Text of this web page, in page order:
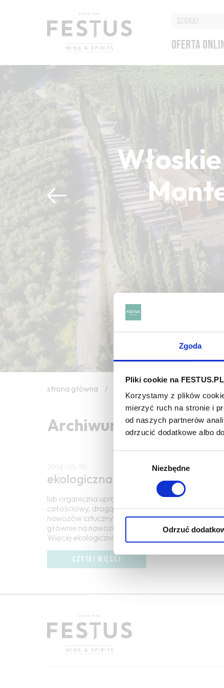
Zgoda
Pliki cookie na FESTUS.PL
Korzystamy z plików
mierzyć ruch na stronie i
od naszych partnerów
odrzucić dodatkowe albo
Niezbędne
Odrzuć
OFERTA
strona główna /
Archiwum wpisów
ekologiczna uprawa winorośli
lub organiczna uprawa winorośli; jest produkcją
całościowy, drogą ekologicznie zrównoważoną,
nawozów sztucznych i pestycydów; opiera się na
głównie na nawozach organicznych (kompost,
Więcej ekologiczna uprawa winorośli...
CZYTAJ WIĘCEJ